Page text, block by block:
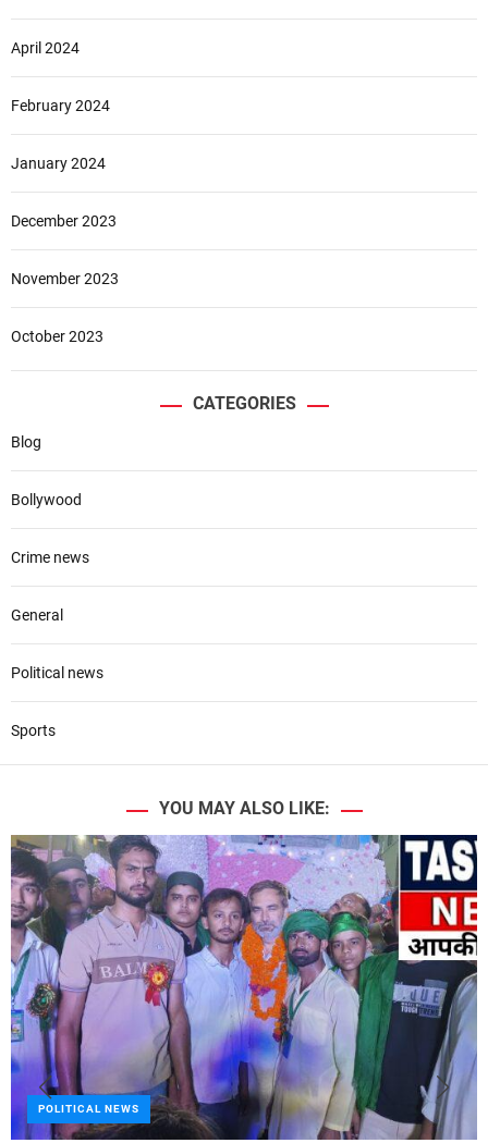
April 2024
February 2024
January 2024
December 2023
November 2023
October 2023
CATEGORIES
Blog
Bollywood
Crime news
General
Political news
Sports
YOU MAY ALSO LIKE:
POLITICAL NEWS